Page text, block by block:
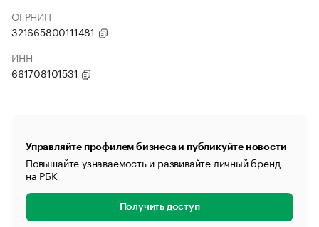
ОГРНИП
321665800111481
ИНН
661708101531
Управляйте профилем бизнеса и публикуйте новости
Повышайте узнаваемость и развивайте личный бренд
на РБК
Получить доступ